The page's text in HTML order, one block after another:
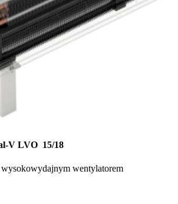
V LVO 15/18
wysokowydajnym wentylatorem